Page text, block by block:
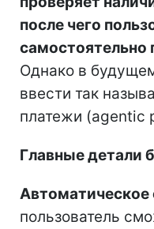
после чего
самостоятельно
Однако в
ввести так
платежи (agentic
Главные детали
Автоматическое
пользователь